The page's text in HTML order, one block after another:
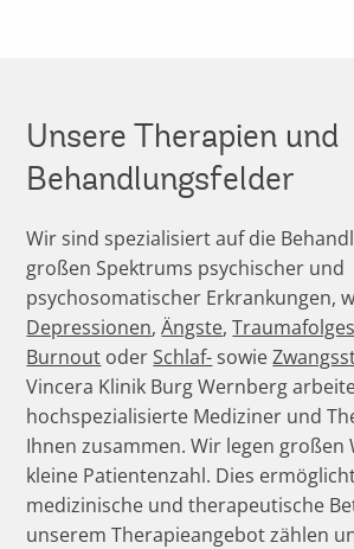
Unsere Therapien und
Behandlungsfelder
Wir sind spezialisiert auf die
großen Spektrums psychischer und
psychosomatischer Erkrankungen,
Depressionen,Ängste,
Burnout oderSchlaf-sowie
Vincera Klinik Burg Wernberg
hochspezialisierte Mediziner und
Ihnen zusammen. Wir legen großen
kleine Patientenzahl. Dies
medizinische und therapeutische
unserem Therapieangebot zählen